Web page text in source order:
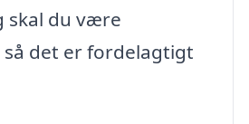
skal du være
det er fordelagtigt